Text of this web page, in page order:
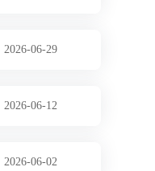
2026-06-29
2026-06-12
2026-06-02